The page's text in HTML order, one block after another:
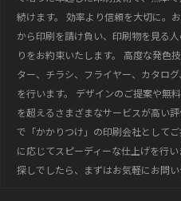
続けます。
効率より信頼を大切に。
から印刷を請け負い、印刷物を見る
りをお約束いたします。
高度な発色
ター、チラシ、フライヤー、カタロ
を行います。
デザインのご提案や無
を超えるさまざまなサービスが高い
で「かかりつけ」の印刷会社としてご
に応じてスピーディーな仕上げを行
探しでしたら、まずはお気軽にお問い